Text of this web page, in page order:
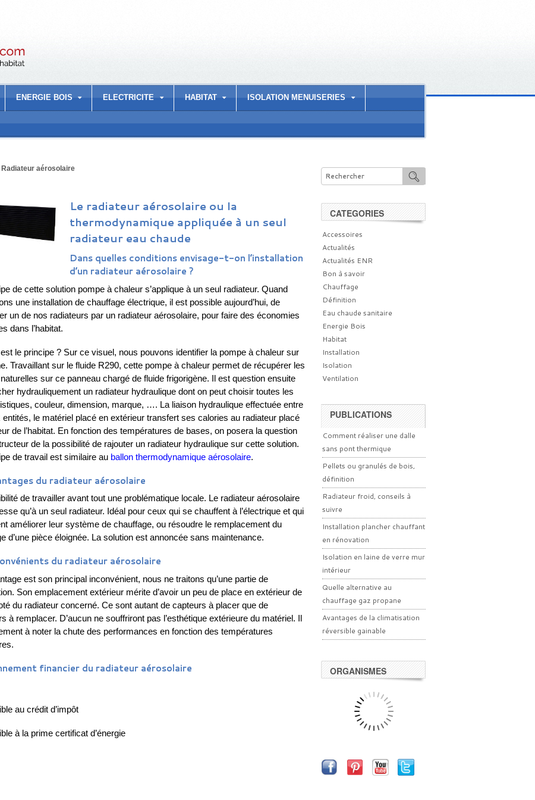
ENERGIE BOIS ELECTRICITE HABITAT ISOLATION MENUISERIES
Radiateur aérosolaire
Le radiateur aérosolaire ou la
thermodynamique appliquée à un seul
radiateur eau chaude
Dans quelles conditions envisage-t-on l’installation
d’un radiateur aérosolaire ?
de cette solution pompe à chaleur s’applique à un seul radiateur. Quand
une installation de chauffage électrique, il est possible aujourd’hui, de
un de nos radiateurs par un radiateur aérosolaire, pour faire des économies
dans l’habitat.
le principe ? Sur ce visuel, nous pouvons identifier la pompe à chaleur sur
Travaillant sur le fluide R290, cette pompe à chaleur permet de récupérer les
sur ce panneau chargé de fluide frigorigène. Il est question ensuite
hydrauliquement un radiateur hydraulique dont on peut choisir toutes les
couleur, dimension, marque, …. La liaison hydraulique effectuée entre
entités, le matériel placé en extérieur transfert ses calories au radiateur placé
de l’habitat. En fonction des températures de bases, on posera la question
de la possibilité de rajouter un radiateur hydraulique sur cette solution.
de travail est similaire au ballon thermodynamique aérosolaire.
du radiateur aérosolaire
de travailler avant tout une problématique locale. Le radiateur aérosolaire
qu’à un seul radiateur. Idéal pour ceux qui se chauffent à l’électrique et qui
améliorer leur système de chauffage, ou résoudre le remplacement du
d’une pièce éloignée. La solution est annoncée sans maintenance.
du radiateur aérosolaire
est son principal inconvénient, nous ne traitons qu’une partie de
Son emplacement extérieur mérite d’avoir un peu de place en extérieur de
du radiateur concerné. Ce sont autant de capteurs à placer que de
à remplacer. D’aucun ne souffriront pas l’esthétique extérieure du matériel. Il
à noter la chute des performances en fonction des températures
financier du radiateur aérosolaire
au crédit d’impôt
à la prime certificat d’énergie
CATEGORIES
Accessoires
Actualités
Actualités ENR
Bon à savoir
Chauffage
Définition
Eau chaude sanitaire
Energie Bois
Habitat
Installation
Isolation
Ventilation
PUBLICATIONS
Comment réaliser une dalle
sans pont thermique
Pellets ou granulés de bois,
définition
Radiateur froid, conseils à
suivre
Installation plancher chauffant
en rénovation
Isolation en laine de verre mur
intérieur
Quelle alternative au
chauffage gaz propane
Avantages de la climatisation
réversible gainable
ORGANISMES